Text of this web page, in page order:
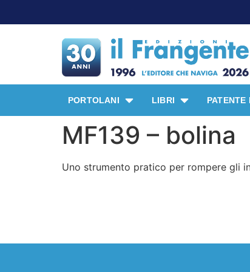
PORTOLANI LIBRI PATENTE
MF139 – bolina
Uno strumento pratico per rompere gli